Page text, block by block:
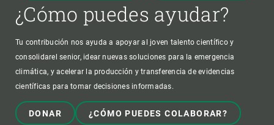
¿Cómo puedes ayudar?
Tu contribución nos ayuda a apoyar al joven talento científico y
consolidarel senior, idear nuevas soluciones para la emergencia
climática, y acelerar la producción y transferencia de evidencias
científicas para tomar decisiones informadas.
DONAR ¿CÓMO PUEDES COLABORAR?